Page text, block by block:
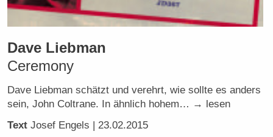
Dave Liebman
Ceremony
Dave Liebman schätzt und verehrt, wie sollte es anders
sein, John Coltrane. In ähnlich hohem… → lesen
Text Josef Engels | 23.02.2015